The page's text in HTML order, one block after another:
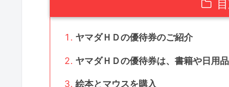
ヤマダＨＤの優待券のご紹介
ヤマダＨＤの優待券は、書籍や日用品
絵本とマウスを購入